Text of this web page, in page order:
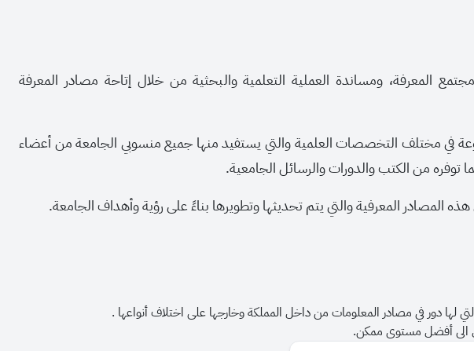
المعرفة، ومساندة العملية التعلمية والبحثية من خلال إتاحة مصادر المعرفة
في مختلف التخصصات العلمية والتي يستفيد منها جميع منسوبي الجامعة من أعضاء
من الكتب والدورات والرسائل الجامعية.
المصادر المعرفية والتي يتم تحديثها وتطويرها بناءً على رؤية وأهداف الجامعة.
دور في مصادر المعلومات من داخل المملكة وخارجها على اختلاف أنواعها .
الى أفضل مستوى ممكن.